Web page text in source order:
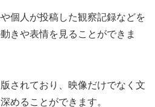
個人が投稿した観察記録などを
きや表情を見ることができま
されており、映像だけでなく文
めることができます。